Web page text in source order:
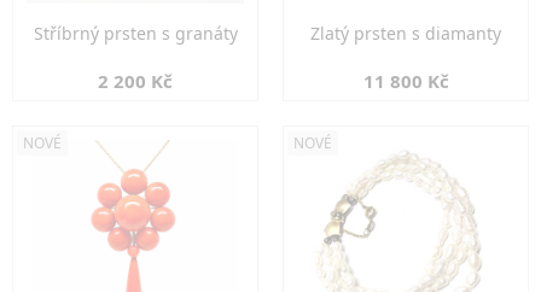
Stříbrný prsten s granáty
2 200 Kč
Zlatý prsten s diamanty
11 800 Kč
NOVÉ NOVÉ